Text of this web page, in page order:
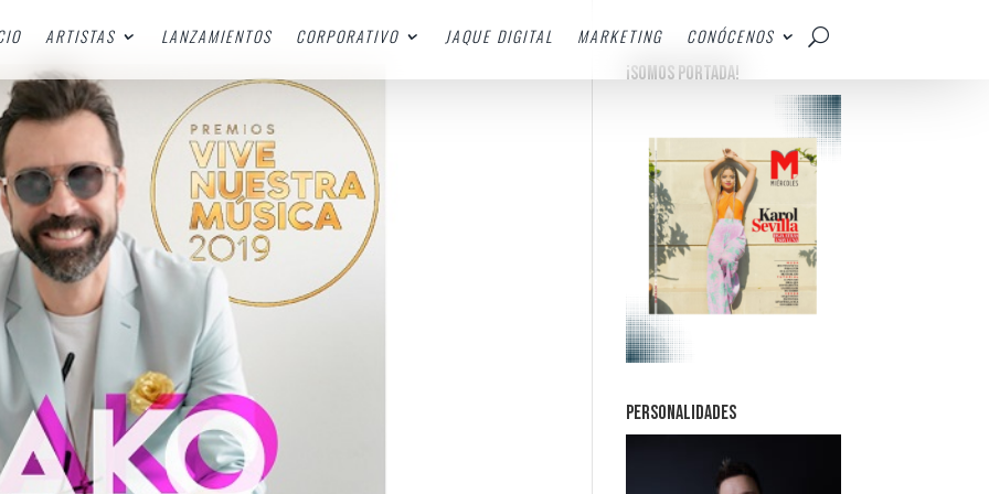
ARTISTAS LANZAMIENTOS CORPORATIVO JAQUE DIGITAL MARKETING
CONÓCENOS
¡SOMOS PORTADA!
PERSONALIDADES